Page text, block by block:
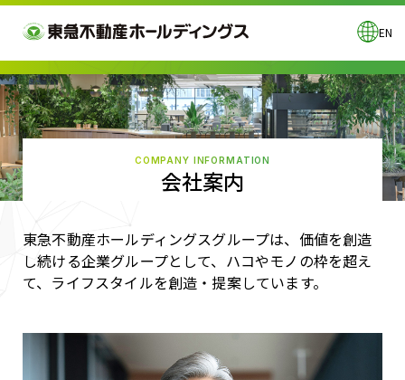
EN
COMPANY INFORMATION
会社案内
東急不動産ホールディングスグループは、価値を創造
し続ける企業グループとして、 ハコやモノの枠を超え
て、ライフスタイルを創造・提案しています。